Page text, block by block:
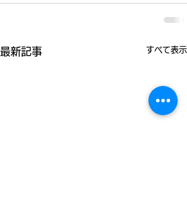
最新記事 すべて表示